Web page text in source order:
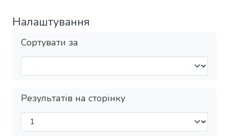
Налаштування
Сортувати за
Результатів на сторінку